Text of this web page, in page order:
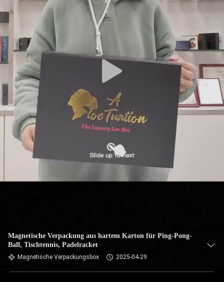
Magnetische Verpackung aus hartem Karton für Ping-Pong-
Ball, Tischtennis, Padelracket
Magnetische Verpackungsbox 2025-04-29